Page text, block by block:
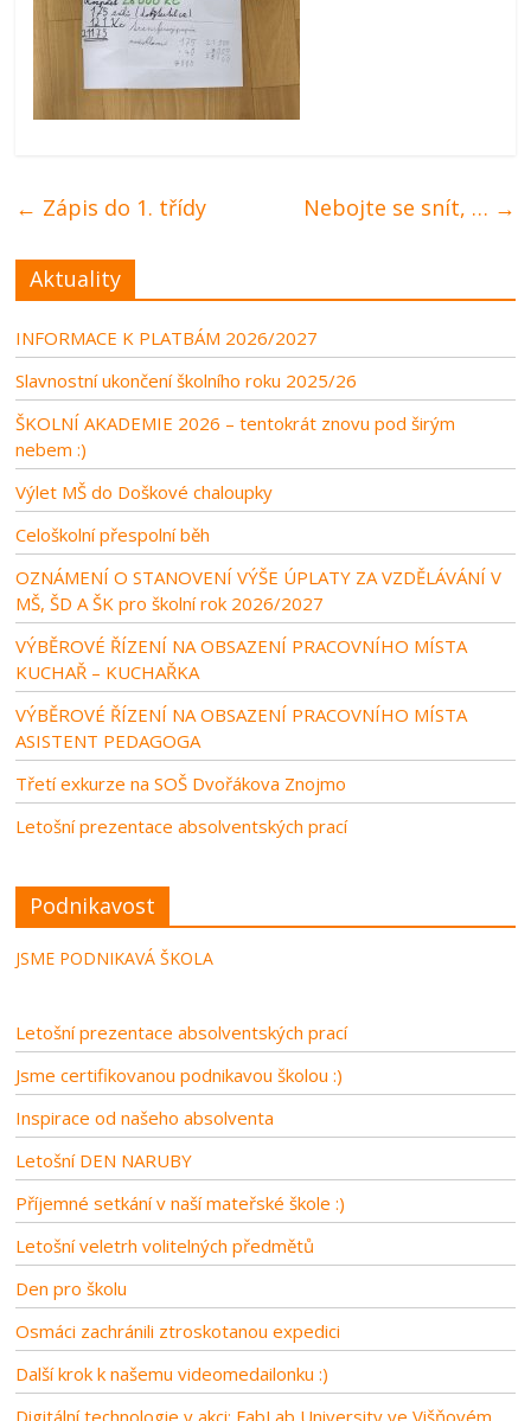
← Zápis do 1. třídy Nebojte se snít, … →
Aktuality
INFORMACE K PLATBÁM 2026/2027
Slavnostní ukončení školního roku 2025/26
ŠKOLNÍ AKADEMIE 2026 – tentokrát znovu pod širým
nebem :)
Výlet MŠ do Doškové chaloupky
Celoškolní přespolní běh
OZNÁMENÍ O STANOVENÍ VÝŠE ÚPLATY ZA VZDĚLÁVÁNÍ V
MŠ, ŠD A ŠK pro školní rok 2026/2027
VÝBĚROVÉ ŘÍZENÍ NA OBSAZENÍ PRACOVNÍHO MÍSTA
KUCHAŘ – KUCHAŘKA
VÝBĚROVÉ ŘÍZENÍ NA OBSAZENÍ PRACOVNÍHO MÍSTA
ASISTENT PEDAGOGA
Třetí exkurze na SOŠ Dvořákova Znojmo
Letošní prezentace absolventských prací
Podnikavost
JSME PODNIKAVÁ ŠKOLA
Letošní prezentace absolventských prací
Jsme certifikovanou podnikavou školou :)
Inspirace od našeho absolventa
Letošní DEN NARUBY
Příjemné setkání v naší mateřské škole :)
Letošní veletrh volitelných předmětů
Den pro školu
Osmáci zachránili ztroskotanou expedici
Další krok k našemu videomedailonku :)